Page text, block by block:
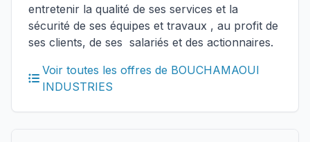
entretenir la qualité de ses services et la
sécurité de ses équipes et travaux , au profit de
ses clients, de ses salariés et des actionnaires.
Voir toutes les offres de BOUCHAMAOUI
INDUSTRIES